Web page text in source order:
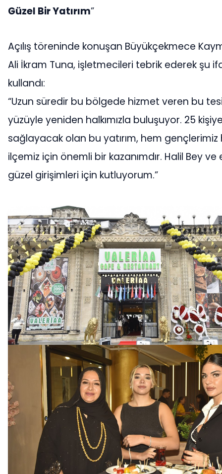
Güzel Bir Yatırım”
Açılış töreninde konuşan Büyükçekmece
Ali İkram Tuna, işletmecileri tebrik ederek şu
kullandı:
“Uzun süredir bu bölgede hizmet veren bu
yüzüyle yeniden halkımızla buluşuyor. 25
sağlayacak olan bu yatırım, hem
ilçemiz için önemli bir kazanımdır. Halil Bey ve
güzel girişimleri için kutluyorum.”